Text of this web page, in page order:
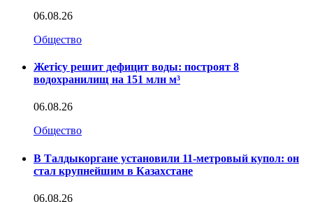
06.08.26
Общество
Жетісу решит дефицит воды: построят 8
водохранилищ на 151 млн м³
06.08.26
Общество
В Талдыкоргане установили 11-метровый купол: он
стал крупнейшим в Казахстане
06.08.26